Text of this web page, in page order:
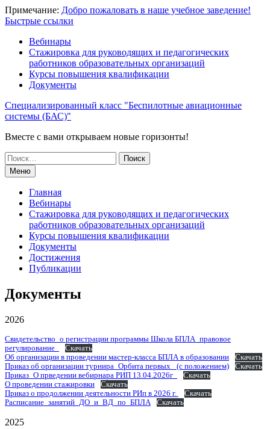
Перейти
к
Примечание: Добро пожаловать в наше учебное заведение!
Быстрые ссылки
Вебинары
Стажировка для руководящих и педагогических
работников образовательных организаций
Курсы повышения квалификации
Документы
Специализированный класс "Беспилотные авиационные
системы (БАС)"
Вместе с вами открываем новые горизонты!
Поиск
по:Меню
Главная
Вебинары
Стажировка для руководящих и педагогических
работников образовательных организаций
Курсы повышения квалификации
Документы
Достижения
Публикации
Документы
2026
Свидетельство_о регистрации программы Школа БПЛА_правовое
регулирование_
Скачать
Об организации в проведении мастер-класса БПЛА в образовании
Скачать
Приказ об организации турнира_Орбита первых_ (с положением)
Скачать
Приказ_О прведении вебирнара РИП 13.04.2026г_
Скачать
О проведении стажировки
Скачать
Приказ о продолжении деятельности РИп в 2026 г.
Скачать
Расписание_занятий_ДО_и_ВД_по_БПЛА
Скачать
2025